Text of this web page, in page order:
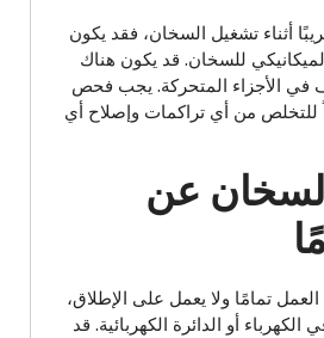
أثناء تشغيل السخان، فقد يكون
للسخان. قد يكون هناك
في الأجزاء المتحركة. يجب فحص
للتخلص من أي تراكمات وإصلاح أي
عن
تمامًا ولا يعمل على الإطلاق،
أو الدائرة الكهربائية. قد